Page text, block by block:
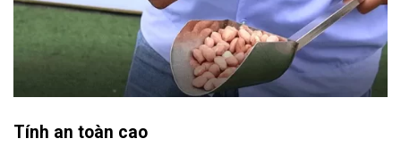
Tính an toàn cao